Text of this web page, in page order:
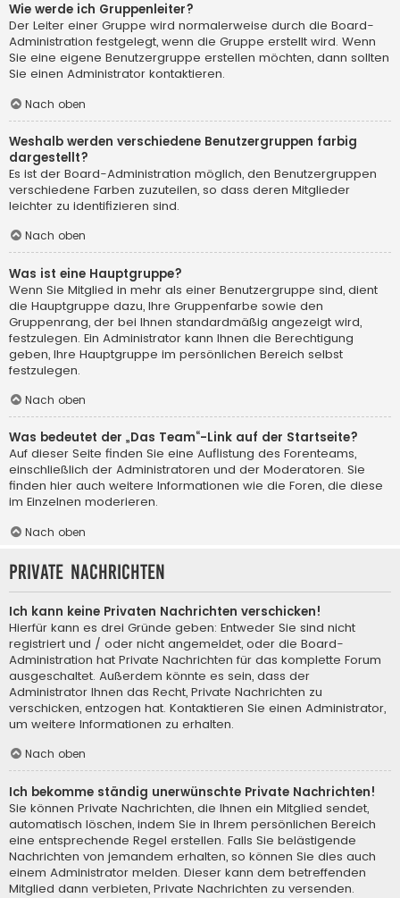
Wie werde ich Gruppenleiter?
Der Leiter einer Gruppe wird normalerweise durch die Board-
Administration festgelegt, wenn die Gruppe erstellt wird. Wenn
Sie eine eigene Benutzergruppe erstellen möchten, dann sollten
Sie einen Administrator kontaktieren.
Nach oben
Weshalb werden verschiedene Benutzergruppen farbig
dargestellt?
Es ist der Board-Administration möglich, den Benutzergruppen
verschiedene Farben zuzuteilen, so dass deren Mitglieder
leichter zu identifizieren sind.
Nach oben
Was ist eine Hauptgruppe?
Wenn Sie Mitglied in mehr als einer Benutzergruppe sind, dient
die Hauptgruppe dazu, Ihre Gruppenfarbe sowie den
Gruppenrang, der bei Ihnen standardmäßig angezeigt wird,
festzulegen. Ein Administrator kann Ihnen die Berechtigung
geben, Ihre Hauptgruppe im persönlichen Bereich selbst
festzulegen.
Nach oben
Was bedeutet der „Das Team“-Link auf der Startseite?
Auf dieser Seite finden Sie eine Auflistung des Forenteams,
einschließlich der Administratoren und der Moderatoren. Sie
finden hier auch weitere Informationen wie die Foren, die diese
im Einzelnen moderieren.
Nach oben
Private Nachrichten
Ich kann keine Privaten Nachrichten verschicken!
Hierfür kann es drei Gründe geben: Entweder Sie sind nicht
registriert und / oder nicht angemeldet, oder die Board-
Administration hat Private Nachrichten für das komplette Forum
ausgeschaltet. Außerdem könnte es sein, dass der
Administrator Ihnen das Recht, Private Nachrichten zu
verschicken, entzogen hat. Kontaktieren Sie einen Administrator,
um weitere Informationen zu erhalten.
Nach oben
Ich bekomme ständig unerwünschte Private Nachrichten!
Sie können Private Nachrichten, die Ihnen ein Mitglied sendet,
automatisch löschen, indem Sie in Ihrem persönlichen Bereich
eine entsprechende Regel erstellen. Falls Sie belästigende
Nachrichten von jemandem erhalten, so können Sie dies auch
einem Administrator melden. Dieser kann dem betreffenden
Mitglied dann verbieten, Private Nachrichten zu versenden.